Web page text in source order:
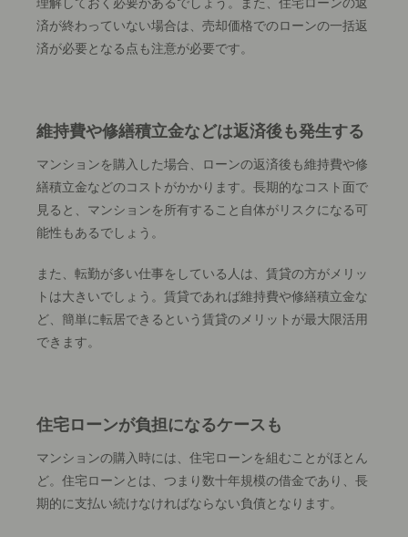
理解しておく必要があるでしょう。また、住宅ローンの返
済が終わっていない場合は、売却価格でのローンの一括返
済が必要となる点も注意が必要です。
維持費や修繕積立金などは返済後も発生する
マンションを購入した場合、ローンの返済後も維持費や修
繕積立金などのコストがかかります。長期的なコスト面で
見ると、マンションを所有すること自体がリスクになる可
能性もあるでしょう。
また、転勤が多い仕事をしている人は、賃貸の方がメリッ
トは大きいでしょう。賃貸であれば維持費や修繕積立金な
ど、簡単に転居できるという賃貸のメリットが最大限活用
できます。
住宅ローンが負担になるケースも
マンションの購入時には、住宅ローンを組むことがほとん
ど。住宅ローンとは、つまり数十年規模の借金であり、長
期的に支払い続けなければならない負債となります。